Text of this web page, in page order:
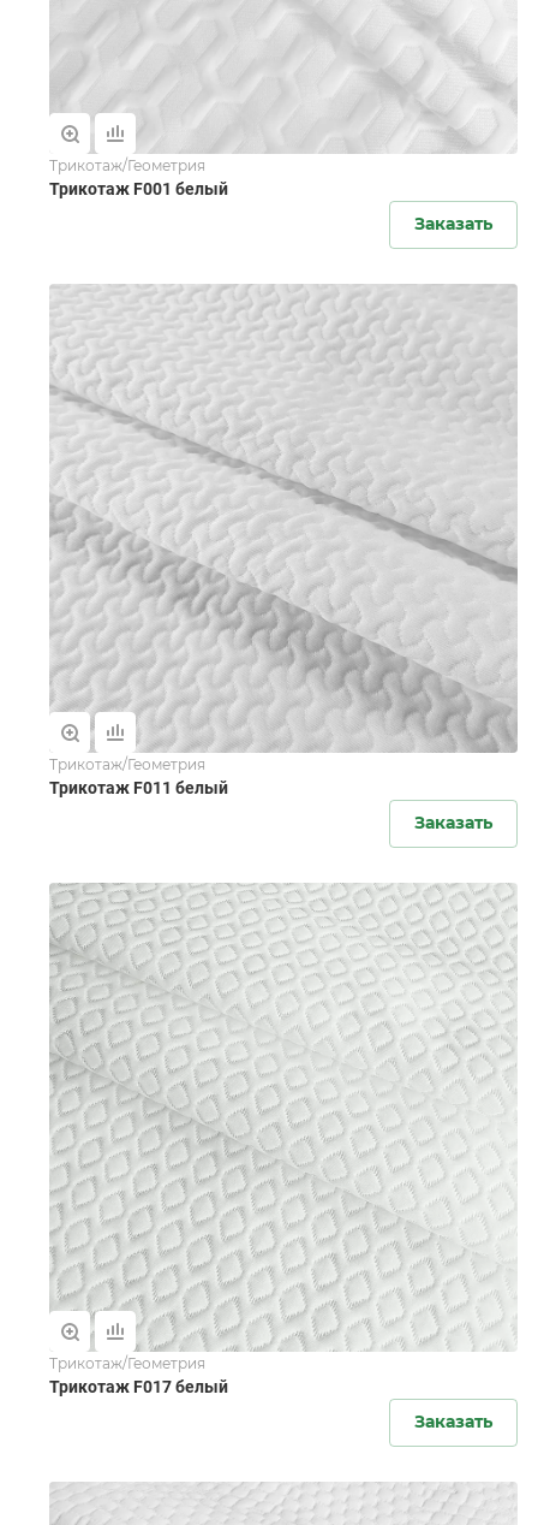
Трикотаж/Геометрия
Трикотаж F001 белый
Заказать
Трикотаж/Геометрия
Трикотаж F011 белый
Заказать
Трикотаж/Геометрия
Трикотаж F017 белый
Заказать